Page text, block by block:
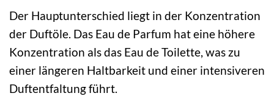
Der Hauptunterschied liegt in der Konzentration
der Duftöle. Das Eau de Parfum hat eine höhere
Konzentration als das Eau de Toilette, was zu
einer längeren Haltbarkeit und einer intensiveren
Duftentfaltung führt.